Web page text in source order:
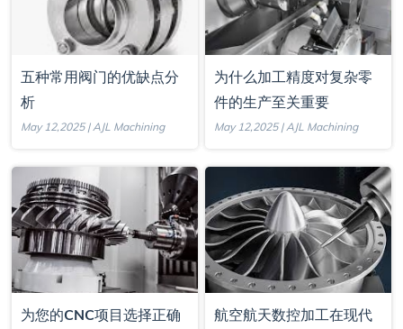
五种常用阀门的优缺点分
析
May 12,2025 | AJL Machining
为什么加工精度对复杂零
件的生产至关重要
May 12,2025 | AJL Machining
为您的CNC项目选择正确
航空航天数控加工在现代